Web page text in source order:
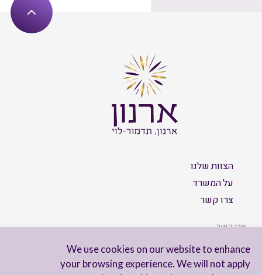
We use cookies on our website to enhance
your browsing experience. We will not apply
הצוות שלנו
על המשרד
צרו קשר
צרו קשר